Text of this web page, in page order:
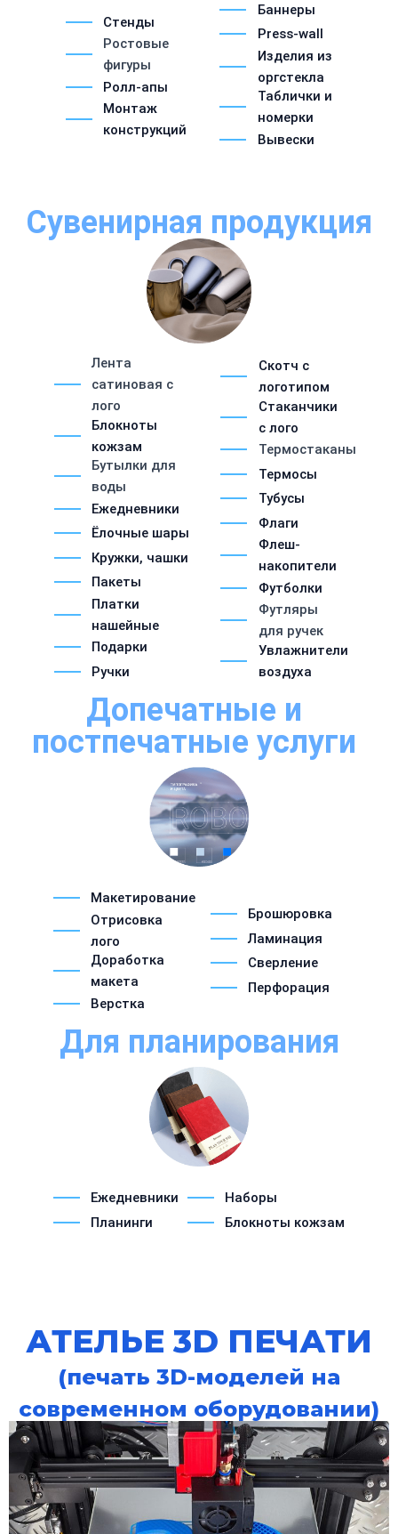
Стенды
Ростовые
фигуры
Ролл-апы
Монтаж
конструкций
Баннеры
Press-wall
Изделия из
оргстекла
Таблички и
номерки
Вывески
Сувенирная продукция
Лента
сатиновая с
лого
Блокноты
кожзам
Бутылки для
воды
Ежедневники
Ёлочные шары
Кружки, чашки
Пакеты
Платки
нашейные
Подарки
Ручки
Скотч с
логотипом
Стаканчики
с лого
Термостаканы
Термосы
Тубусы
Флаги
Флеш-
накопители
Футболки
Футляры
для ручек
Увлажнители
воздуха
Допечатные и
постпечатные услуги
Макетирование
Отрисовка
лого
Доработка
макета
Верстка
Брошюровка
Ламинация
Сверление
Перфорация
Для планирования
Ежедневники
Планинги
Наборы
Блокноты кожзам
АТЕЛЬЕ 3D ПЕЧАТИ
(печать 3D-моделей на
современном оборудовании)